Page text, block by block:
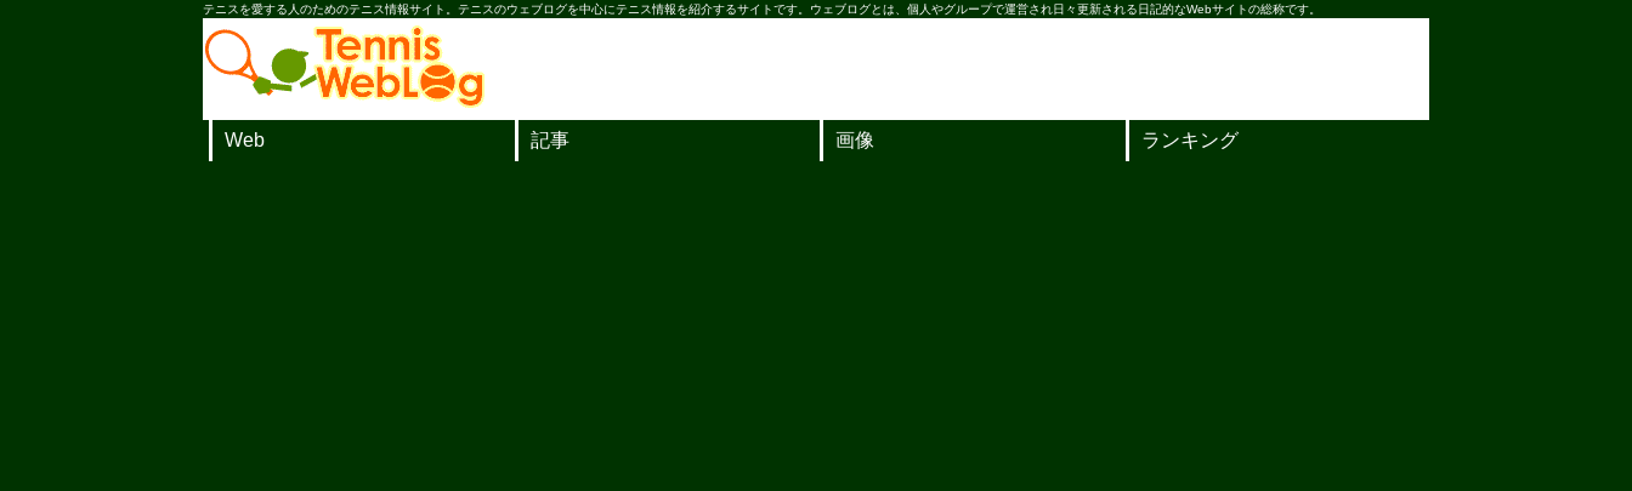
テニスを愛する人のためのテニス情報サイト。テニスのウェブログを中心にテニス情報を紹介するサイトです。ウェブログとは、個人やグループで運営され日々更新される日記的なWebサイトの総称です。
Web 記事 画像 ランキング